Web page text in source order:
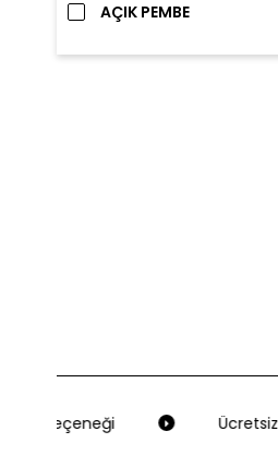
AÇIK PEMBE
Seçeneği Ücretsiz